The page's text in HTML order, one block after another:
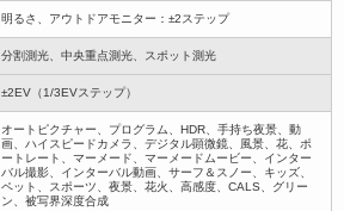
明るさ、アウトドアモニター：±2ステップ
分割測光、中央重点測光、スポット測光
±2EV（1/3EVステップ）
オートピクチャー、プログラム、HDR、手持ち夜景、動
画、ハイスピードカメラ、デジタル顕微鏡、風景、花、ポ
ートレート、マーメード、マーメードムービー、インター
バル撮影、インターバル動画、サーフ＆スノー、キッズ、
ペット、スポーツ、夜景、花火、高感度、CALS、グリー
ン、被写界深度合成